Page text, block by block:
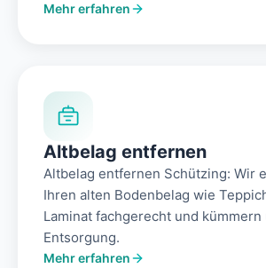
Mehr erfahren
Altbelag entfernen
Altbelag entfernen Schützing: Wir
Ihren alten Bodenbelag wie
Laminat fachgerecht und kümmern
Entsorgung.
Mehr erfahren